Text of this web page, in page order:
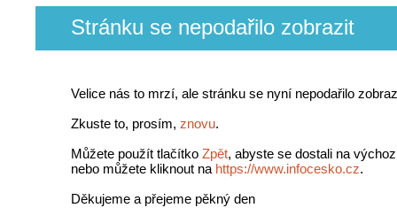
Stránku se nepodařilo zobrazit
Velice nás to mrzí, ale stránku se nyní nepodařilo
Zkuste to, prosím, znovu.
Můžete použít tlačítko Zpět, abyste se dostali na
nebo můžete kliknout na https://www.infocesko.cz.
Děkujeme a přejeme pěkný den